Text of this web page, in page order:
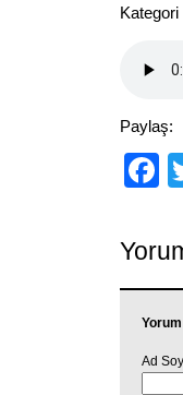
Kategori
Paylaş:
Ad